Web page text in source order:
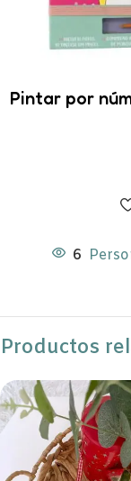
Pintar por
6
Productos